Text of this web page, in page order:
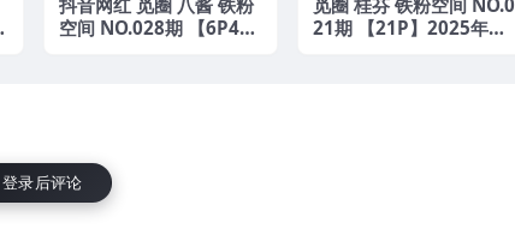
抖音网红 觅圈 八酱 铁粉
空间 NO.028期 【6P4
觅圈 桂芬 铁粉空间 NO.0
21期 【21P】2025年最
登录后评论